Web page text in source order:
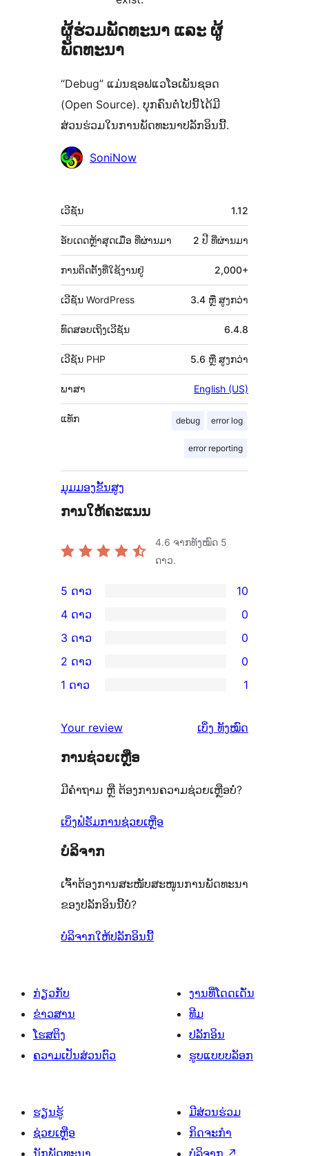
ຜູ້ຮ່ວມພັດທະນາ ແລະ ຜູ້
ພັດທະນາ
“Debug” ແມ່ນຊອຟແວໂອເພັນຊອດ
(Open Source). ບຸກຄົນຕໍ່ໄປນີ້ໄດ້ມີ
ສ່ວນຮ່ວມໃນການພັດທະນາປລັກອິນນີ້.
ຜູ້
SoniNow
ຂໍ້ມູນ
ກຳກັບ
(Meta)
ເວີຊັນ 1.12
ອັບເດດຫຼ້າສຸດເມື່ອ 2 ປີ ທີ່ຜ່ານມາ
ທີ່ຜ່ານມາ
ການຕິດຕັ້ງທີ່ໃຊ້ງານຢູ່ 2,000+
ເວີຊັນ WordPress 3.4 ຫຼື ສູງກວ່າ
ທົດສອບເຖິງເວີຊັນ 6.4.8
ເວີຊັນ PHP 5.6 ຫຼື ສູງກວ່າ
ພາສາ English (US)
ແທັກ debug error log
error reporting
ມຸມມອງຂັ້ນສູງ
ການໃຫ້ຄະແນນ
4.6 ຈາກທັງໝົດ 5
ດາວ.
ການ
ວິຈານ
5
ດາວ
ຈຳນວນ
ລາຍການ
5 ດາວ 10
ວິຈານ
4
ດາວ
0
ລາຍການ
4 ດາວ 0
ການ
ວິຈານ
3
ຈຳນວນ
0
3 ດາວ 0
ວິຈານ
ດາວ
ຈຳນວນ
ລາຍການ
2 ດາວ 0
1
ດາວ
1
ລາຍການ
1 ດາວ 1
Your review ເບິ່ງ ຄຳ
ທັງໝົດ
ການຊ່ວຍເຫຼືອ
ມີຄຳຖາມ ຫຼື ຕ້ອງການຄວາມຊ່ວຍເຫຼືອບໍ່?
ເບິ່ງຟໍຣັມການຊ່ວຍເຫຼືອ
ບໍລິຈາກ
ເຈົ້າຕ້ອງການສະໜັບສະໜູນການພັດທະນາ
ຂອງປລັກອິນນີ້ບໍ່?
ບໍລິຈາກໃຫ້ປລັກອິນນີ້
ກ່ຽວກັບ
ຂ່າວສານ
ໂຮສຕິງ
ຄວາມເປັນສ່ວນຕົວ
ງານທີ່ໂດດເດັ່ນ
ທີມ
ປລັກອິນ
ຮູບແບບບລັອກ
ຮຽນຮູ້
ຊ່ວຍເຫຼືອ
ນັກພັດທະນາ
ມີສ່ວນຮ່ວມ
ກິດຈະກຳ
ບໍລິຈາກ ↗